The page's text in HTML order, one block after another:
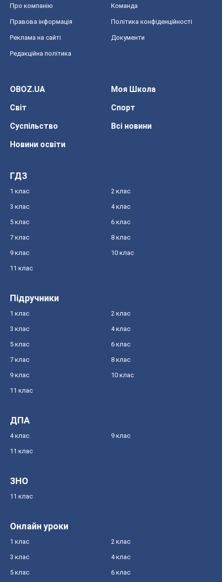
Про компанію Команда
Правова інформація Політика конфіденційності
Реклама на сайті Документи
Редакційна політика
OBOZ.UA
Моя Школа
Світ
Спорт
Суспільство
Всі новини
Новини освіти
ГДЗ
1 клас 2 клас
3 клас 4 клас
5 клас 6 клас
7 клас 8 клас
9 клас 10 клас
11 клас
Підручники
1 клас 2 клас
3 клас 4 клас
5 клас 6 клас
7 клас 8 клас
9 клас 10 клас
11 клас
ДПА
4 клас 9 клас
11 клас
ЗНО
11 клас
Онлайн уроки
1 клас 2 клас
3 клас 4 клас
5 клас 6 клас